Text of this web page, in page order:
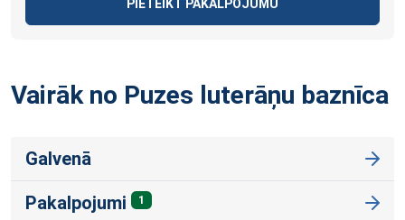
PIETEIKT PAKALPOJUMU
Vairāk no Puzes luterāņu baznīca
Galvenā
Pakalpojumi 1